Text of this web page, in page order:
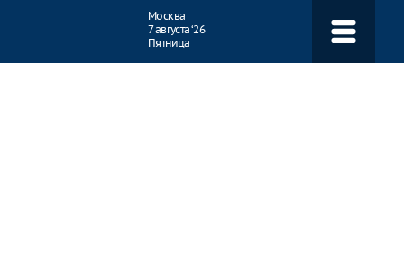
Москва
7 августа ‘26
Пятница